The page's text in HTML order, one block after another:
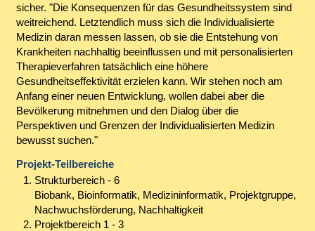
sicher. "Die Konsequenzen für das Gesundheitssystem sind
weitreichend. Letztendlich muss sich die Individualisierte
Medizin daran messen lassen, ob sie die Entstehung von
Krankheiten nachhaltig beeinflussen und mit personalisierten
Therapieverfahren tatsächlich eine höhere
Gesundheitseffektivität erzielen kann. Wir stehen noch am
Anfang einer neuen Entwicklung, wollen dabei aber die
Bevölkerung mitnehmen und den Dialog über die
Perspektiven und Grenzen der Individualisierten Medizin
bewusst suchen."
Projekt-Teilbereiche
Strukturbereich - 6
Biobank, Bioinformatik, Medizininformatik, Projektgruppe,
Nachwuchsförderung, Nachhaltigkeit
Projektbereich 1 - 3